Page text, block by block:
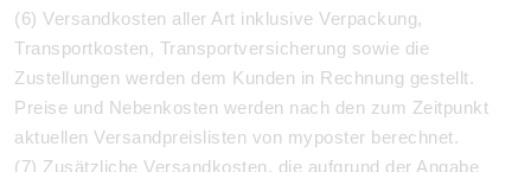
(6) Versandkosten aller Art inklusive Verpackung,
Transportkosten, Transportversicherung sowie die
Zustellungen werden dem Kunden in Rechnung gestellt.
Preise und Nebenkosten werden nach den zum Zeitpunkt
aktuellen Versandpreislisten von myposter berechnet.
(7) Zusätzliche Versandkosten, die aufgrund der Angabe